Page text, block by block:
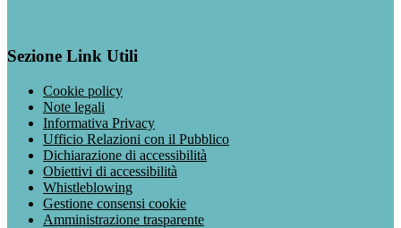
Sezione Link Utili
Cookie policy
Note legali
Informativa Privacy
Ufficio Relazioni con il Pubblico
Dichiarazione di accessibilità
Obiettivi di accessibilità
Whistleblowing
Gestione consensi cookie
Amministrazione trasparente